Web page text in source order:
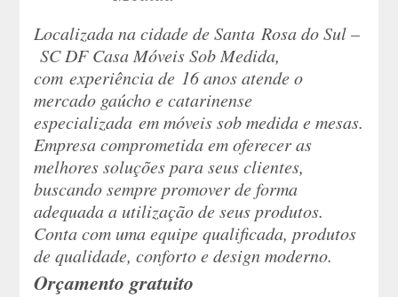
Localizada na cidade de Santa Rosa do Sul –
SC DF Casa Móveis Sob Medida,
com experiência de 16 anos atende o
mercado gaúcho e catarinense
especializada em móveis sob medida e mesas.
Empresa comprometida em oferecer as
melhores soluções para seus clientes,
buscando sempre promover de forma
adequada a utilização de seus produtos.
Conta com uma equipe qualificada, produtos
de qualidade, conforto e design moderno.
Orçamento gratuito